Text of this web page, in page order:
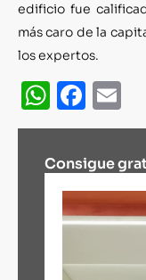
edificio fue
más caro de la
los expertos.
Consigue